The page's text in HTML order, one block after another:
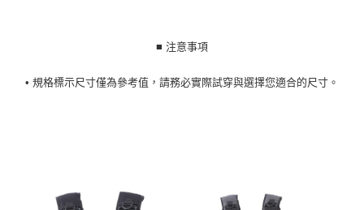
■ 注意事項
• 規格標示尺寸僅為參考值，請務必實際試穿與選擇您適合的尺寸。